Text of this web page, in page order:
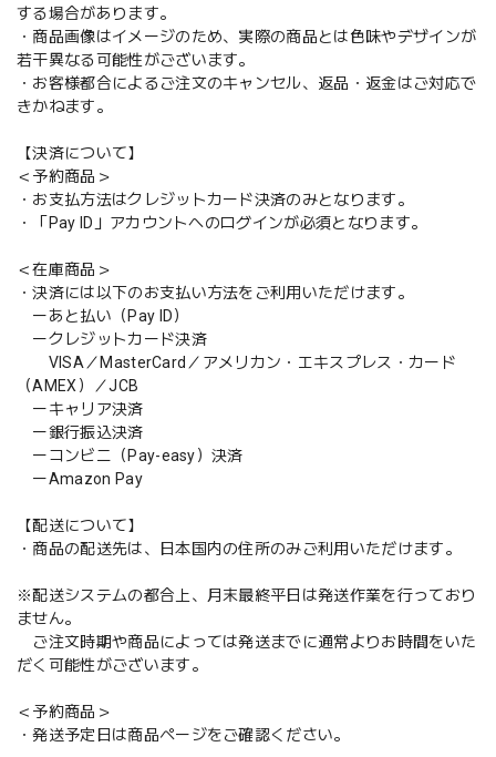
する場合があります。
・商品画像はイメージのため、実際の商品とは色味やデザインが
若干異なる可能性がございます。
・お客様都合によるご注文のキャンセル、返品・返金はご対応で
きかねます。
【決済について】
＜予約商品＞
・お支払方法はクレジットカード決済のみとなります。
・「Pay ID」アカウントへのログインが必須となります。
＜在庫商品＞
・決済には以下のお支払い方法をご利用いただけます。
ーあと払い（Pay ID）
ークレジットカード決済
VISA／MasterCard／アメリカン・エキスプレス・カード
（AMEX）／JCB
ーキャリア決済
ー銀行振込決済
ーコンビニ（Pay-easy）決済
ーAmazon Pay
【配送について】
・商品の配送先は、日本国内の住所のみご利用いただけます。
※配送システムの都合上、月末最終平日は発送作業を行っており
ません。
ご注文時期や商品によっては発送までに通常よりお時間をいた
だく可能性がございます。
＜予約商品＞
・発送予定日は商品ページをご確認ください。